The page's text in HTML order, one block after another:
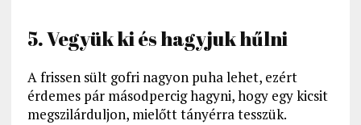
5. Vegyük ki és hagyjuk hűlni
A frissen sült gofri nagyon puha lehet, ezért
érdemes pár másodpercig hagyni, hogy egy kicsit
megszilárduljon, mielőtt tányérra tesszük.